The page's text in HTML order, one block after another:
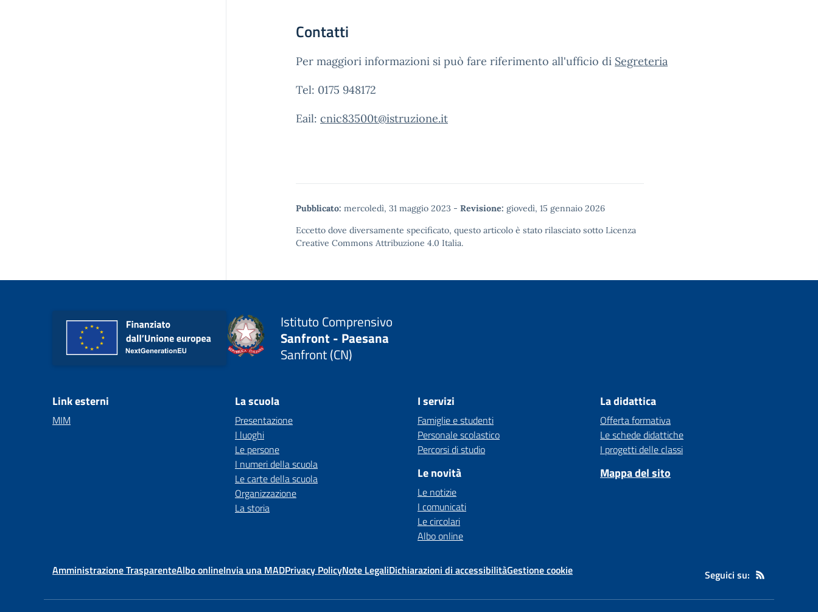
Contatti
Per maggiori informazioni si può fare riferimento all'ufficio di Segreteria
Tel: 0175 948172
Eail: cnic83500t@istruzione.it
Pubblicato: mercoledì, 31 maggio 2023 - Revisione: giovedì, 15 gennaio 2026
Eccetto dove diversamente specificato, questo articolo è stato rilasciato sotto Licenza
Creative Commons Attribuzione 4.0 Italia.
Istituto Comprensivo
Sanfront - Paesana
Sanfront (CN)
Link esterni
MIM
La scuola
Presentazione
I luoghi
Le persone
I numeri della scuola
Le carte della scuola
Organizzazione
La storia
I servizi
Famiglie e studenti
Personale scolastico
Percorsi di studio
Le novità
Le notizie
I comunicati
Le circolari
Albo online
La didattica
Offerta formativa
Le schede didattiche
I progetti delle classi
Mappa del sito
Amministrazione TrasparenteAlbo onlineInvia una MADPrivacy PolicyNote LegaliDichiarazioni di accessibilitàGestione cookie Seguici su: